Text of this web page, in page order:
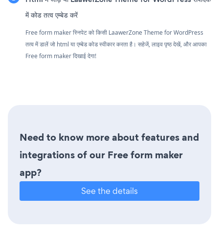
में कोड तत्व एम्बेड करें
Free form maker स्निपेट को किसी LaawerZone Theme for WordPress
तत्व में डालें जो html या एम्बेड कोड स्वीकार करता है। सहेजें, लाइव पृष्ठ देखें, और आपका
Free form maker दिखाई देगा!
Need to know more about features and
integrations of our Free form maker
app?
See the details